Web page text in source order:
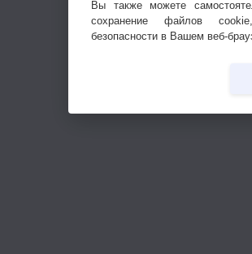
Вы также можете
сохранение файлов
безопасности в Вашем веб-